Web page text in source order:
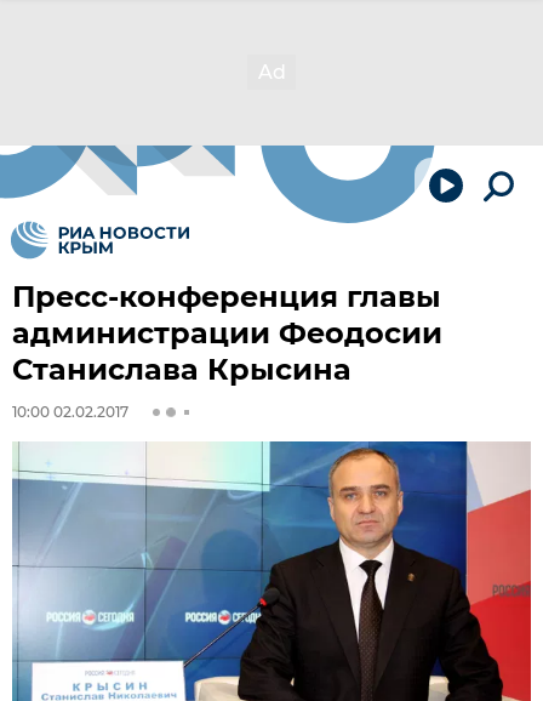
Пресс-конференция главы
администрации Феодосии
Станислава Крысина
10:00 02.02.2017